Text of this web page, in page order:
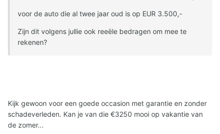
voor de auto die al twee jaar oud is op EUR 3.500,-
Zijn dit volgens jullie ook reeële bedragen om mee te
rekenen?
Kijk gewoon voor een goede occasion met garantie en zonder
schadeverleden. Kan je van die €3250 mooi op vakantie van
de zomer...